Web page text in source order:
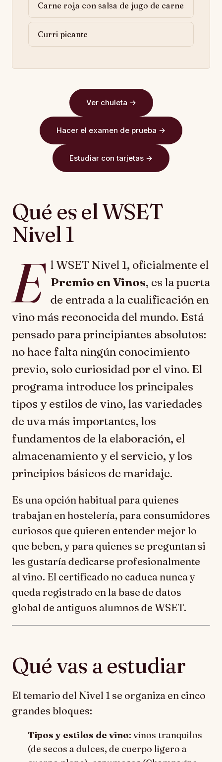
Carne roja con salsa de jugo de carne
Curri picante
Ver chuleta →
Hacer el examen de prueba →
Estudiar con tarjetas →
Qué es el WSET
Nivel 1
E l WSET Nivel 1, oficialmente el
Premio en Vinos, es la puerta
de entrada a la cualificación en
vino más reconocida del mundo. Está
pensado para principiantes absolutos:
no hace falta ningún conocimiento
previo, solo curiosidad por el vino. El
programa introduce los principales
tipos y estilos de vino, las variedades
de uva más importantes, los
fundamentos de la elaboración, el
almacenamiento y el servicio, y los
principios básicos de maridaje.
Es una opción habitual para quienes
trabajan en hostelería, para consumidores
curiosos que quieren entender mejor lo
que beben, y para quienes se preguntan si
les gustaría dedicarse profesionalmente
al vino. El certificado no caduca nunca y
queda registrado en la base de datos
global de antiguos alumnos de WSET.
Qué vas a estudiar
El temario del Nivel 1 se organiza en cinco
grandes bloques:
Tipos y estilos de vino: vinos tranquilos
(de secos a dulces, de cuerpo ligero a